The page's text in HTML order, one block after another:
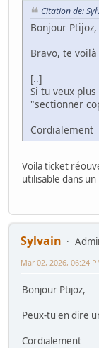
Citation de:
Bonjour Ptijoz,
Bravo, te
[..]
Si tu veux
"sectionner
Cordialement
Voila ticket
utilisable dans
Sylvain
Mar 02, 2026, 06:24
Bonjour Ptijoz,
Peux-tu en dire
Cordialement